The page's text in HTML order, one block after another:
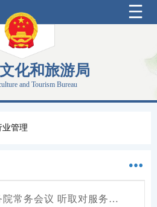
化和旅游局
and Tourism Bureau
业管理
业扩能提质和“六张网”规划建设督查情况汇报等